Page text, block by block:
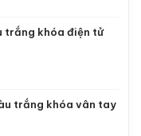
trắng khóa điện tử
trắng khóa vân tay